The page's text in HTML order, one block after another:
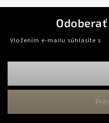
Vložením e-mailu súhlasíte s